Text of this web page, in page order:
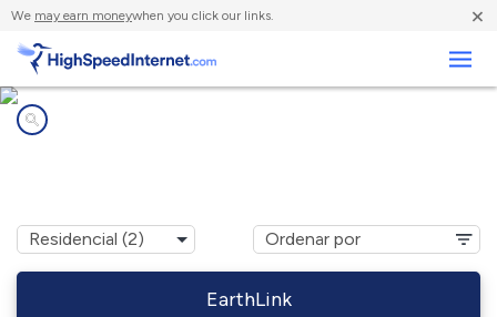
We may earn moneywhen you click our links. ×
EarthLink